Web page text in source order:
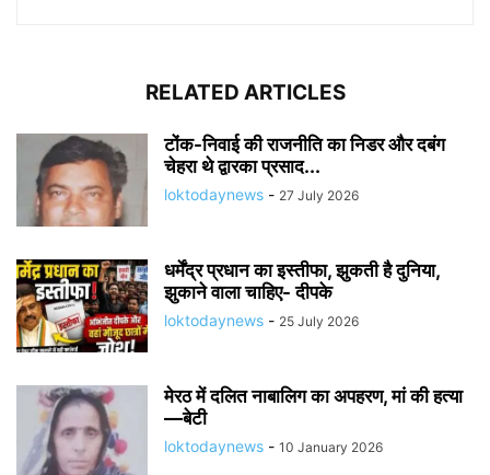
RELATED ARTICLES
टोंक-निवाई की राजनीति का निडर और दबंग
चेहरा थे द्वारका प्रसाद...
loktodaynews - 27 July 2026
धर्मेंद्र प्रधान का इस्तीफा, झुकती है दुनिया,
झुकाने वाला चाहिए- दीपके
loktodaynews - 25 July 2026
मेरठ में दलित नाबालिग का अपहरण, मां की हत्या
—बेटी
loktodaynews - 10 January 2026